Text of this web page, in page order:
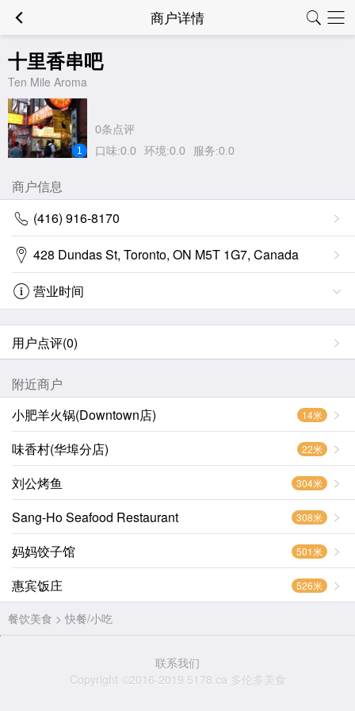
商户详情
十里香串吧
Ten Mile Aroma
1
0条点评
口味:0.0
环境:0.0 服务:0.0
商户信息
(416) 916-8170
428 Dundas St, Toronto, ON M5T 1G7, Canada
营业时间
用户点评(0)
附近商户
小肥羊火锅(Downtown店)
14米
味香村(华埠分店) 22米
刘公烤鱼 304米
Sang-Ho Seafood Restaurant 308米
妈妈饺子馆 501米
惠宾饭庄 526米
餐饮美食 >快餐/小吃
联系我们
Copyright ©2016-2019 5178.ca 多伦多美食